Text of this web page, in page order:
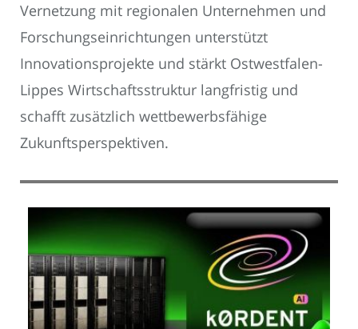
Vernetzung mit regionalen Unternehmen und
Forschungseinrichtungen unterstützt
Innovationsprojekte und stärkt Ostwestfalen-
Lippes Wirtschaftsstruktur langfristig und
schafft zusätzlich wettbewerbsfähige
Zukunftsperspektiven.